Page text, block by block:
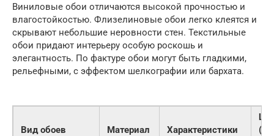
Виниловые обои отличаются высокой прочностью и
влагостойкостью. Флизелиновые обои легко клеятся и
скрывают небольшие неровности стен. Текстильные
обои придают интерьеру особую роскошь и
элегантность. По фактуре обои могут быть гладкими,
рельефными, с эффектом шелкографии или бархата.
Вид обоев Материал Характеристики
(за